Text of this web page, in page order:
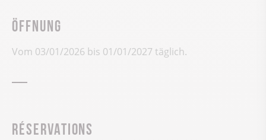
Öffnung
Vom 03/01/2026 bis 01/01/2027 täglich.
Réservations